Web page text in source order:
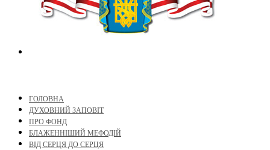
ГОЛОВНА
ДУХОВНИЙ ЗАПОВІТ
ПРО ФОНД
БЛАЖЕННІШИЙ МЕФОДІЙ
ВІД СЕРЦЯ ДО СЕРЦЯ